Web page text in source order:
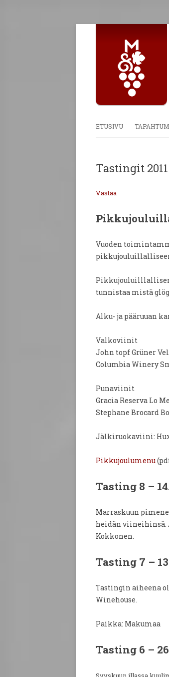
ETUSIVU
Tastingit 2011
Vastaa
Vuoden
tunnistaa mistä
Alku- ja pääruuan
Valkoviinit
John topf Grüner
Columbia Winery
Punaviinit
Gracia Reserva Lo
Stephane Brocard
Jälkiruokaviini:
Pikkujoulumenu
Tasting 8 –
Marraskuun
heidän viineihinsä.
Kokkonen.
Tasting 7 –
Tastingin aiheena
Winehouse.
Paikka: Makumaa
Tasting 6 –